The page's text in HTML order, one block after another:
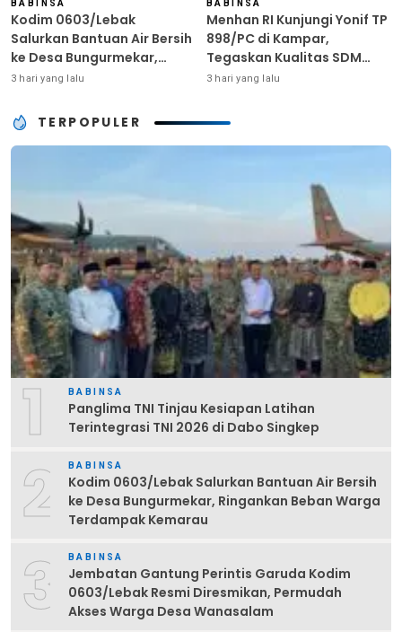
BABINSA
Kodim 0603/Lebak
Salurkan Bantuan Air Bersih
ke Desa Bungurmekar,
Ringankan Beban Warga
3 hari yang lalu
BABINSA
Menhan RI Kunjungi Yonif TP
898/PC di Kampar,
Tegaskan Kualitas SDM
Kunci Kekuatan TNI
3 hari yang lalu
TERPOPULER
1 BABINSA
Panglima TNI Tinjau Kesiapan Latihan
Terintegrasi TNI 2026 di Dabo Singkep
2 BABINSA
Kodim 0603/Lebak Salurkan Bantuan Air Bersih
ke Desa Bungurmekar, Ringankan Beban Warga
Terdampak Kemarau
3 BABINSA
Jembatan Gantung Perintis Garuda Kodim
0603/Lebak Resmi Diresmikan, Permudah
Akses Warga Desa Wanasalam